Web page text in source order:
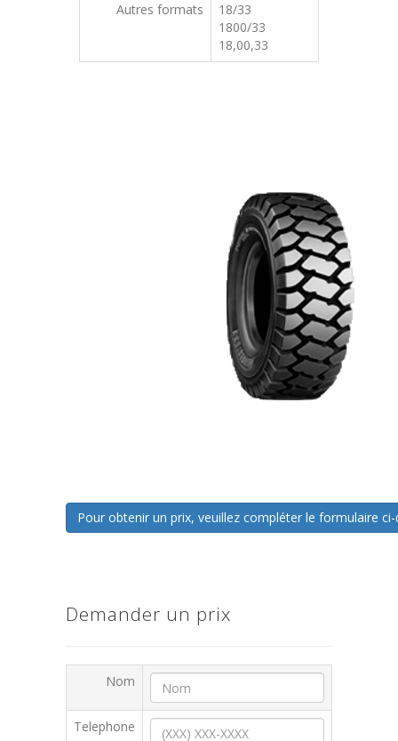
Autres formats
18/33
1800/33
18,00,33
Pour obtenir un prix, veuillez compléter le formulaire
Demander un prix
Nom
Telephone